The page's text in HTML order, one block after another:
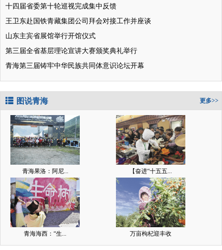
十四届省委第十轮巡视完成集中反馈
王卫东赴国铁青藏集团公司拜会对接工作并座谈
山东主宾省展馆举行开馆仪式
第三届全省基层理论宣讲大赛颁奖典礼举行
青海第三届铸牢中华民族共同体意识论坛开幕
图说青海 更多>>
青海果洛：阿尼... 【奋进“十五五...
青海海西：“生... 万亩枸杞迎丰收